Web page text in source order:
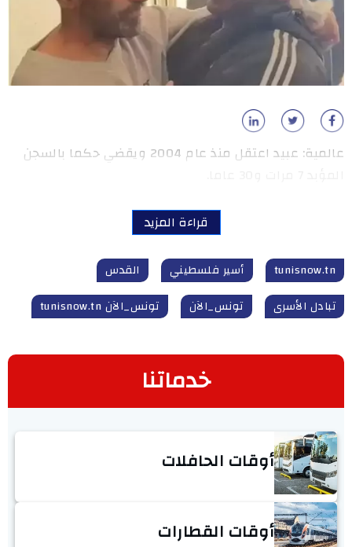
عالمية: عبيد اعتقل منذ عام 2004 ويقضي حكما بالسجن
قراءة المزيد
tunisnow.tn أسير فلسطيني
القدس
تبادل الأسرى
تونس_الآن تونس_الآن tunisnow.tn
خدماتنا
أوقات الحافلات
أوقات القطارات